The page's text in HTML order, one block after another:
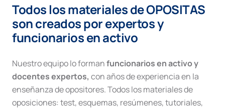
plazos
cantidad
Todos los materiales de OPOSITAS
son creados por expertos y
funcionarios en activo
Nuestro equipo lo formanfuncionarios en activo y
docentes expertos, con años de experiencia en la
enseñanza de opositores. Todos los materiales de
oposiciones: test, esquemas, resúmenes, tutoriales,